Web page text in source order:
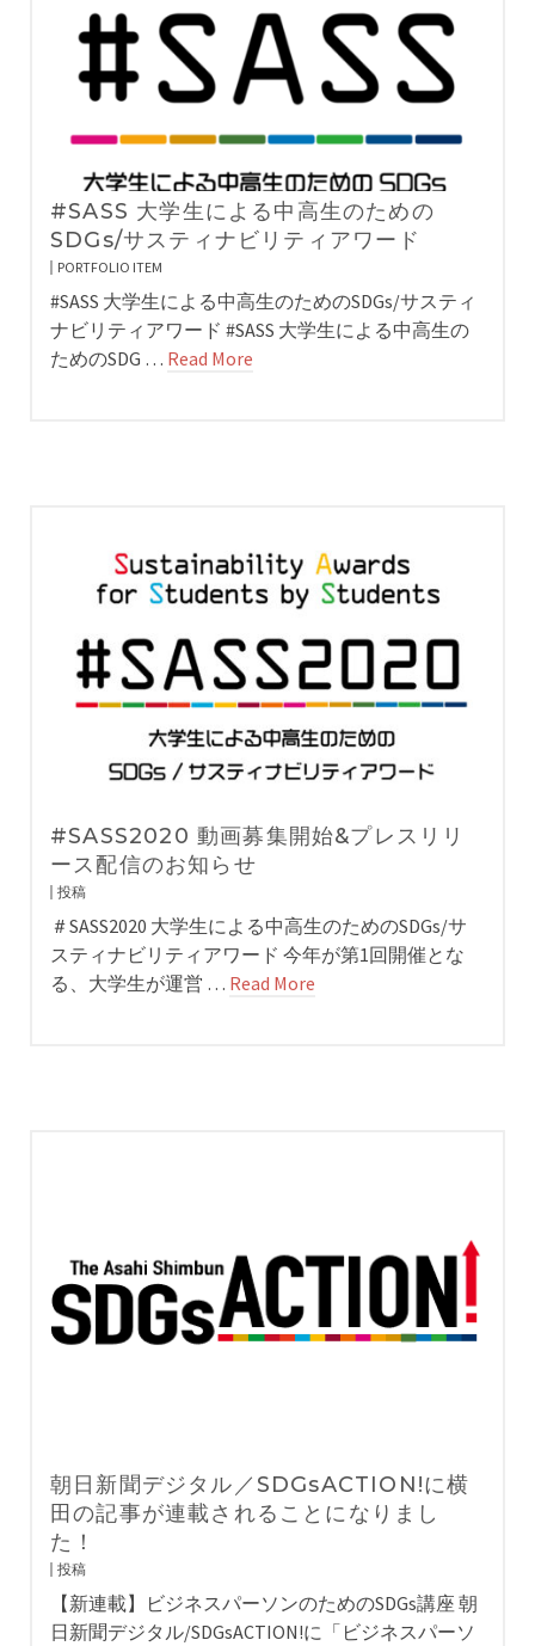
#SASS 大学生による中高生のための
SDGs/サスティナビリティアワード
PORTFOLIO ITEM
#SASS 大学生による中高生のためのSDGs/サスティ
ナビリティアワード #SASS 大学生による中高生の
ためのSDG … Read More
#SASS2020 動画募集開始&プレスリリ
ース配信のお知らせ
投稿
＃SASS2020 大学生による中高生のためのSDGs/サ
スティナビリティアワード 今年が第1回開催とな
る、大学生が運営 … Read More
朝日新聞デジタル／SDGsACTION!に横
田の記事が連載されることになりまし
た！
投稿
【新連載】ビジネスパーソンのためのSDGs講座 朝
日新聞デジタル/SDGsACTION!に「ビジネスパーソ